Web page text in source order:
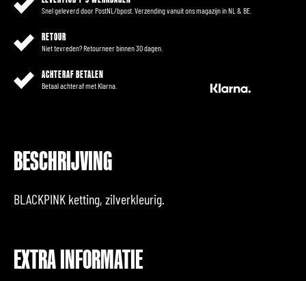
Snel geleverd door PostNL/bpost. Verzending vanuit ons magazijn in NL & BE.
RETOUR
Niet tevreden? Retourneer binnen 30 dagen.
ACHTERAF BETALEN
Betaal achteraf met Klarna.
BESCHRIJVING
BLACKPINK ketting, zilverkleurig.
EXTRA INFORMATIE